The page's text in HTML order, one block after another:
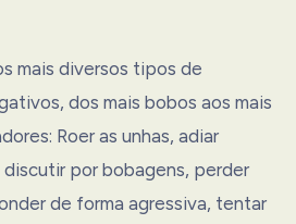
mais diversos tipos de
dos mais bobos aos mais
Roer as unhas, adiar
por bobagens, perder
de forma agressiva, tentar